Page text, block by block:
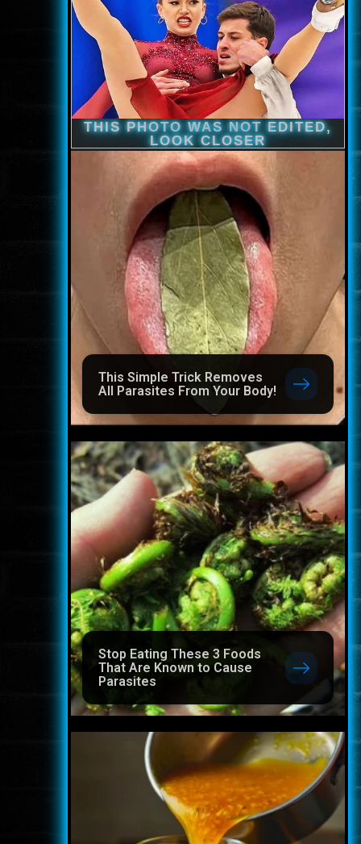
This Simple Trick Removes
All Parasites From Your Body!
Stop Eating These 3 Foods
That Are Known to Cause
Parasites